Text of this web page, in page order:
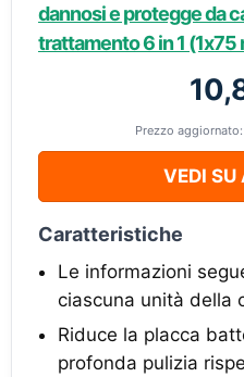
dannosi e protegge da
trattamento 6 in 1
Prezzo
VEDI SU
Caratteristiche
Le informazioni
ciascuna unità della
Riduce la placca
profonda pulizia